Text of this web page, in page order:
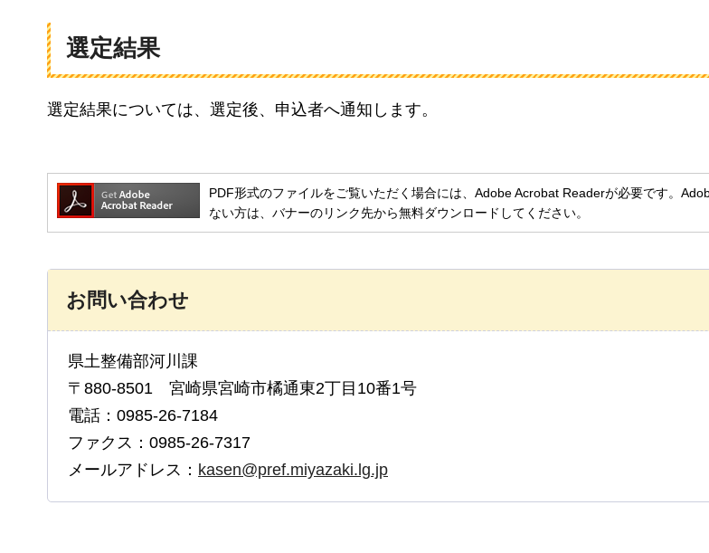
選定結果
選定結果については、選定後、申込者へ通知します。
PDF形式のファイルをご覧いただく場合には、Adobe Acrobat Readerが必要です。
ない方は、バナーのリンク先から無料ダウンロードしてください。
お問い合わせ
県土整備部河川課
〒880-8501 宮崎県宮崎市橘通東2丁目10番1号
電話：0985-26-7184
ファクス：0985-26-7317
メールアドレス： kasen@pref.miyazaki.lg.jp